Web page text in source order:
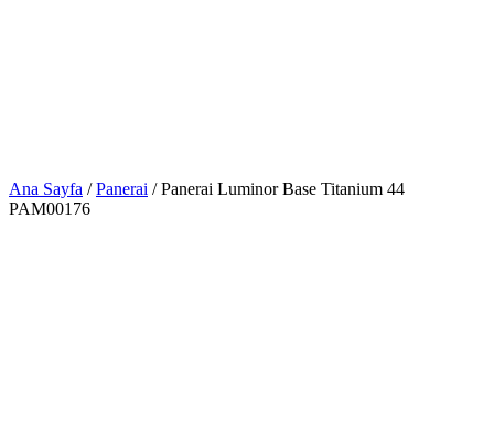
Ana Sayfa /Panerai / Panerai Luminor Base Titanium 44
PAM00176